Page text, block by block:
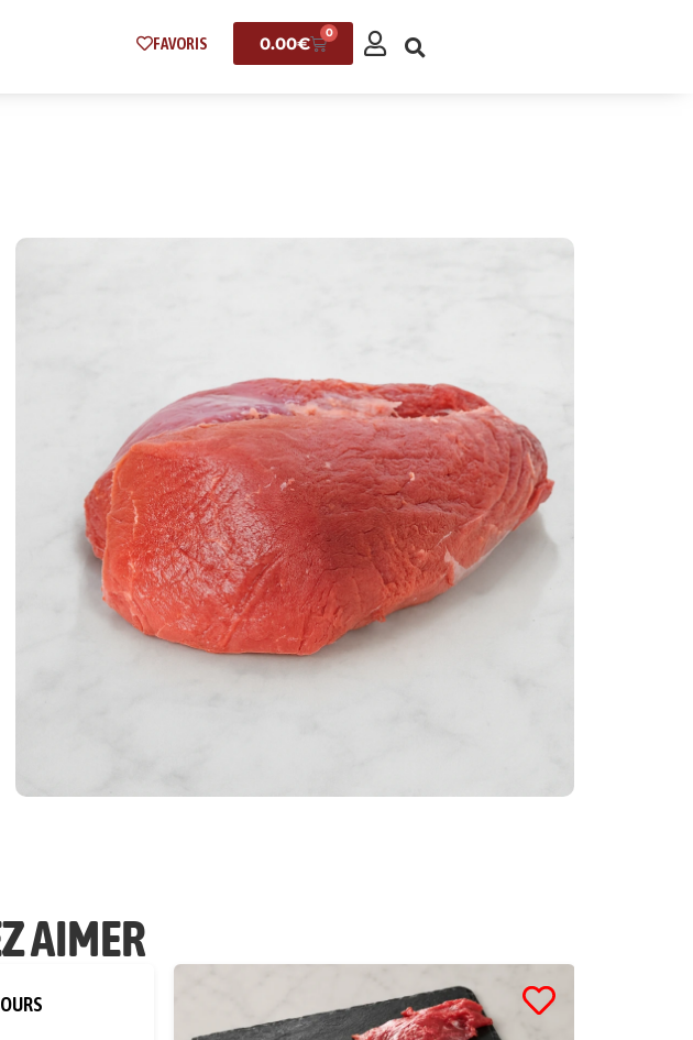
FAVORIS 0.00€
0
AIMER